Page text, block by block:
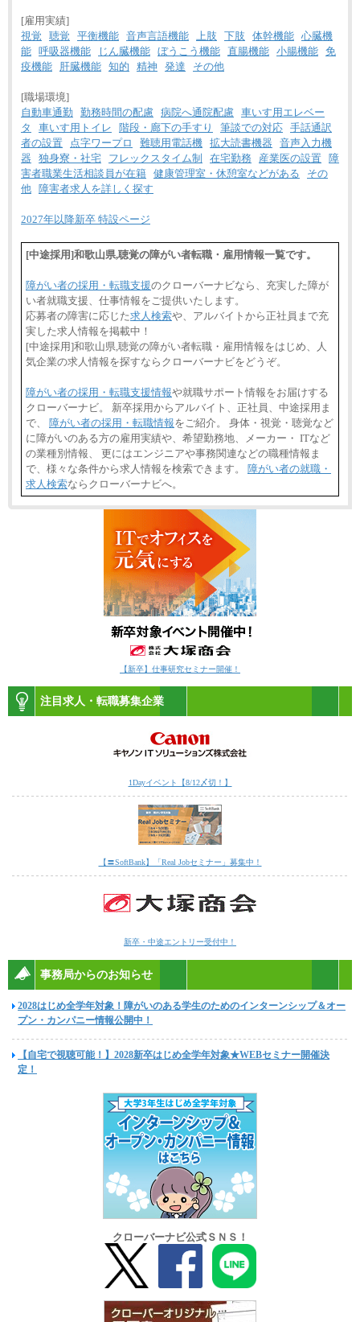
[雇用実績]
視覚
聴覚 平衡機能 音声言語機能 上肢 下肢 体幹機能 心臓機
能 呼吸器機能 じん臓機能 ぼうこう機能 直腸機能 小腸機能 免
疫機能
肝臓機能 知的 精神 発達 その他
[職場環境]
自動車通勤
勤務時間の配慮 病院へ通院配慮 車いす用エレベー
タ
車いす用トイレ 階段・廊下の手すり 筆談での対応 手話通訳
者の設置
点字ワープロ 難聴用電話機 拡大読書機器
音声入力機
器
独身寮・社宅 フレックスタイム制 在宅勤務 産業医の設置
障
害者職業生活相談員が在籍 健康管理室・休憩室などがある
その
他
障害者求人を詳しく探す
2027年以降新卒 特設ページ
[中途採用]和歌山県,聴覚の障がい者転職・雇用情報一覧です。
障がい者の採用・転職支援のクローバーナビなら、充実した障が
い者就職支援、仕事情報をご提供いたします。
応募者の障害に応じた求人検索や、アルバイトから正社員まで充
実した求人情報を掲載中！
[中途採用]和歌山県,聴覚の障がい者転職・雇用情報をはじめ、人
気企業の求人情報を探すならクローバーナビをどうぞ。
障がい者の採用・転職支援情報や就職サポート情報をお届けする
クローバーナビ。 新卒採用からアルバイト、正社員、中途採用ま
で、 障がい者の採用・転職情報をご紹介。 身体・視覚・聴覚など
に障がいのある方の雇用実績や、希望勤務地、メーカー・ ITなど
の業種別情報、 更にはエンジニアや事務関連などの職種情報ま
で、様々な条件から求人情報を検索できます。 障がい者の就職・
求人検索ならクローバーナビへ。
【新卒】仕事研究セミナー開催！
注目求人・転職募集企業
1Dayイベント【8/12〆切！】
【〓SoftBank】「Real Jobセミナー」募集中！
新卒・中途エントリー受付中！
事務局からのお知らせ
2028はじめ全学年対象！障がいのある学生のためのインターンシップ＆オー
プン・カンパニー情報公開中！
【自宅で視聴可能！】2028新卒はじめ全学年対象★WEBセミナー開催決
定！
クローバーナビ公式ＳＮＳ！